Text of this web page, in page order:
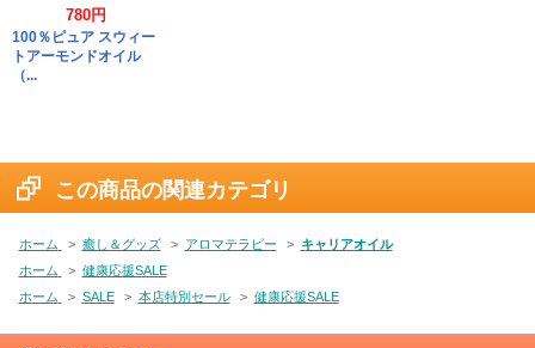
780円
100％ピュア スウィー
トアーモンドオイル
（...
この商品の関連カテゴリ
ホーム > 癒し＆グッズ > アロマテラピー > キャリアオイル
ホーム
> 健康応援SALE
ホーム
> SALE > 本店特別セール > 健康応援SALE